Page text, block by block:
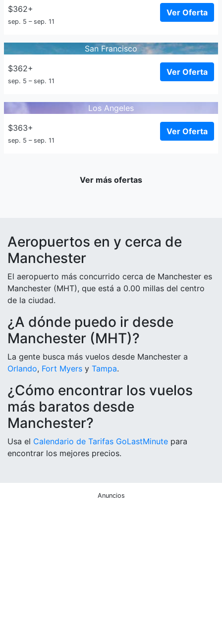
$362+
sep. 5 – sep. 11
Ver Oferta
San Francisco
$362+
sep. 5 – sep. 11
Ver Oferta
Los Angeles
$363+
sep. 5 – sep. 11
Ver Oferta
Ver más ofertas
Aeropuertos en y cerca de
Manchester
El aeropuerto más concurrido cerca de Manchester es
Manchester (MHT), que está a 0.00 millas del centro
de la ciudad.
¿A dónde puedo ir desde
Manchester (MHT)?
La gente busca más vuelos desde Manchester a
Orlando, Fort Myers y Tampa.
¿Cómo encontrar los vuelos
más baratos desde
Manchester?
Usa el Calendario de Tarifas GoLastMinute para
encontrar los mejores precios.
Anuncios